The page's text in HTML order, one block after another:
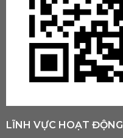
LĨNH VỰC HOẠT ĐỘNG